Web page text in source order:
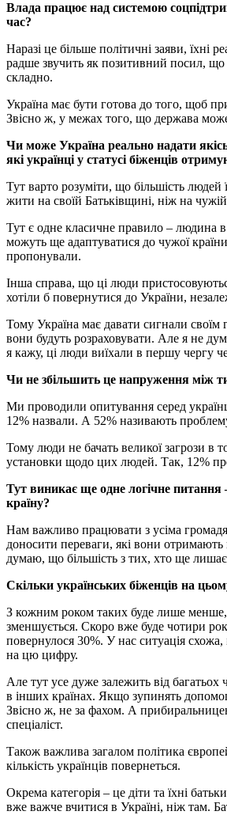
Влада працює над системою
час?
Наразі це більше політичні заяви, їхні
радше звучить як позитивний посил, що
складно.
Україна має бути готова до того, щоб
Звісно ж, у межах того, що держава може
Чи може Україна реально надати
які українці у статусі біженців
Тут варто розуміти, що більшість людей
жити на своїй Батьківщині, ніж на
Тут є одне класичне правило – людина
можуть ще адаптуватися до чужої
пропонували.
Інша справа, що ці люди
хотіли б повернутися до України,
Тому Україна має давати сигнали
вони будуть розраховувати. Але я не
я кажу, ці люди виїхали в першу чергу
Чи не збільшить це напруження між
Ми проводили опитування серед
12% назвали. А 52% називають проблему
Тому люди не бачать великої загрози в
установки щодо цих людей. Так, 12%
Тут виникає ще одне логічне
країну?
Нам важливо працювати з усіма
доносити переваги, які вони
думаю, що більшість з тих, хто ще
Скільки українських біженців на
З кожним роком таких буде лише менше,
зменшується. Скоро вже буде чотири
повернулося 30%. У нас ситуація
на цю цифру.
Але тут усе дуже залежить від
в інших країнах. Якщо зупинять
Звісно ж, не за фахом. А
спеціаліст.
Також важлива загалом політика
кількість українців повернеться.
Окрема категорія – це діти та їхні
вже важче вчитися в Україні, ніж там.